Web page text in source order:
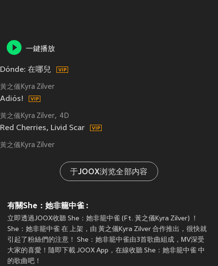
一鍵播放
Dónde: 在哪兒
黃之儀Kyra Zilver
Adiós!
黃之儀Kyra Zilver 4D
Red Cherries, Livid Scar
黃之儀Kyra Zilver
于JOOX浏览全部内容
有關She：她非籠中雀 :
立即透過JOOX收聽 She：她非籠中雀 (Ft. 黃之儀Kyra Zilver) ！
She：她非籠中雀 在 上架，由 黃之儀Kyra Zilver 合作推出，很快就
引起了粉絲們的注意！ She：她非籠中雀由3首歌曲組成，MV深受
大家的喜愛！隨即下載 JOOX App，在線收聽 She：她非籠中雀 中
的歌曲吧！